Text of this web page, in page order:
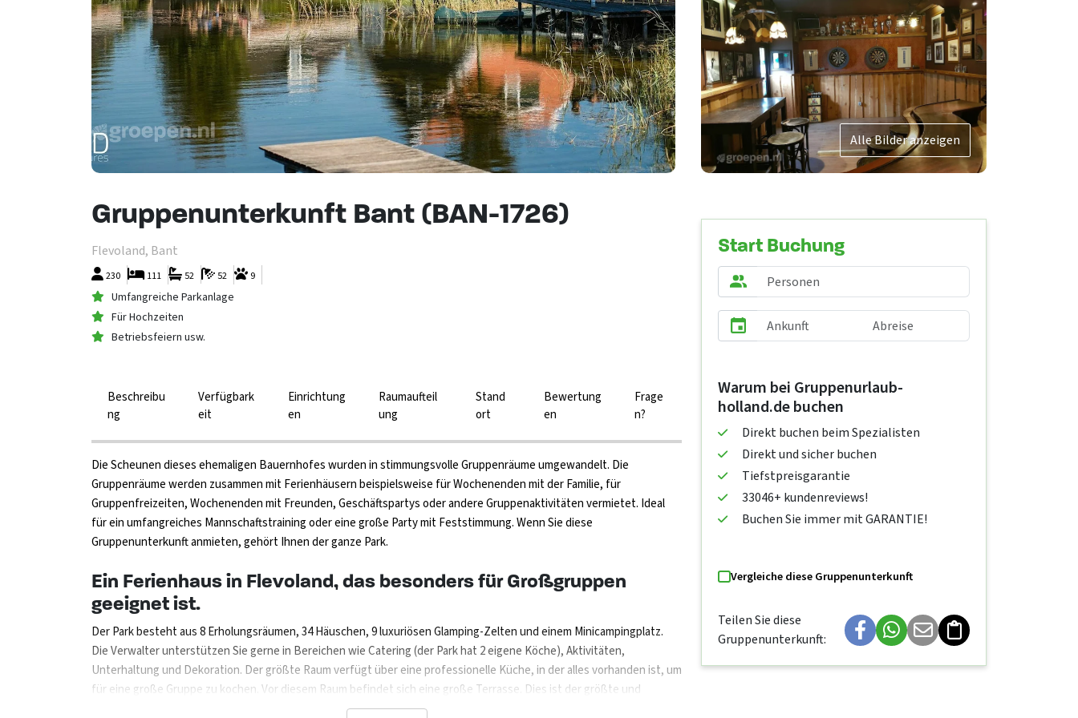
Alle Bilder anzeigen
Gruppenunterkunft Bant (BAN-1726)
Flevoland, Bant
230 9
52
52
111
Umfangreiche Parkanlage
Für Hochzeiten
Betriebsfeiern usw.
Beschreibu
ng
Verfügbark
eit
Einrichtung
en
Raumaufteil
ung
Stand
ort
Bewertung
en
Frage
n?
Die Scheunen dieses ehemaligen Bauernhofes wurden in stimmungsvolle Gruppenräume umgewandelt. Die
Gruppenräume werden zusammen mit Ferienhäusern beispielsweise für Wochenenden mit der Familie, für
Gruppenfreizeiten, Wochenenden mit Freunden, Geschäftspartys oder andere Gruppenaktivitäten vermietet. Ideal
für ein umfangreiches Mannschaftstraining oder eine große Party mit Feststimmung. Wenn Sie diese
Gruppenunterkunft anmieten, gehört Ihnen der ganze Park.
Ein Ferienhaus in Flevoland, das besonders für Großgruppen
geeignet ist.
Der Park besteht aus 8 Erholungsräumen, 34 Häuschen, 9 luxuriösen Glamping-Zelten und einem Minicampingplatz.
Die Verwalter unterstützen Sie gerne in Bereichen wie Catering (der Park hat 2 eigene Köche), Aktivitäten,
Unterhaltung und Dekoration. Der größte Raum verfügt über eine professionelle Küche, in der alles vorhanden ist, um
für eine große Gruppe zu kochen. Vor diesem Raum befindet sich eine große Terrasse. Dies ist der größte und
flexibelste Raum im Park. Er kann mit 206 Sitzplätzen ausgestattet werden, aber auch ganz ohne Stühle für eine große
Start Buchung
Warum bei Gruppenurlaub-
holland.de buchen
Direkt buchen beim Spezialisten
Direkt und sicher buchen
Tiefstpreisgarantie
33046+ kundenreviews!
Buchen Sie immer mit GARANTIE!
Vergleiche diese Gruppenunterkunft
Teilen Sie diese
Gruppenunterkunft: